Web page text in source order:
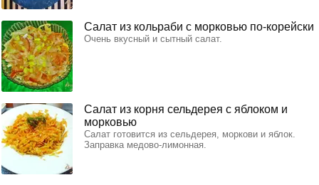
Салат из кольраби с морковью по-корейски
Очень вкусный и сытный салат.
Салат из корня сельдерея с яблоком и
морковью
Салат готовится из сельдерея, моркови и яблок.
Заправка медово-лимонная.